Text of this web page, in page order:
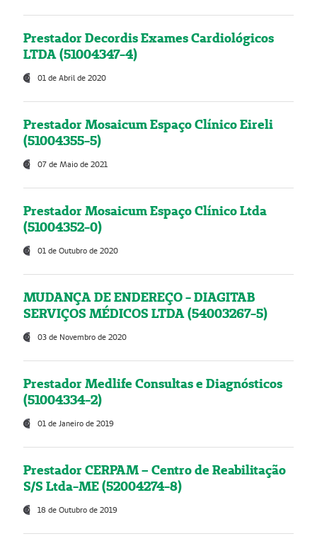
Prestador Decordis Exames Cardiológicos
LTDA (51004347-4)
01 de Abril de 2020
Prestador Mosaicum Espaço Clínico Eireli
(51004355-5)
07 de Maio de 2021
Prestador Mosaicum Espaço Clínico Ltda
(51004352-0)
01 de Outubro de 2020
MUDANÇA DE ENDEREÇO - DIAGITAB
SERVIÇOS MÉDICOS LTDA (54003267-5)
03 de Novembro de 2020
Prestador Medlife Consultas e Diagnósticos
(51004334-2)
01 de Janeiro de 2019
Prestador CERPAM – Centro de Reabilitação
S/S Ltda-ME (52004274-8)
18 de Outubro de 2019